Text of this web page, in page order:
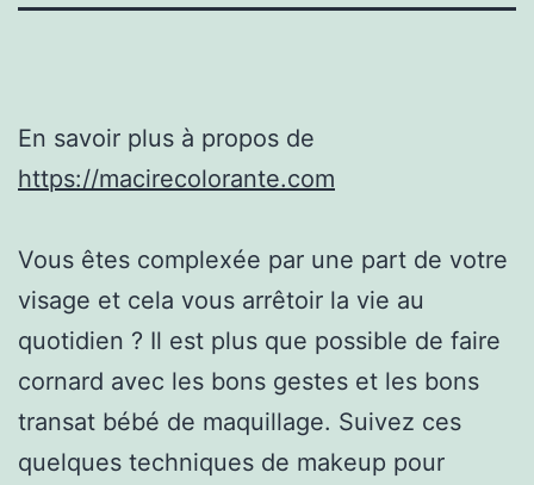
En savoir plus à propos de
https://macirecolorante.com
Vous êtes complexée par une part de votre
visage et cela vous arrêtoir la vie au
quotidien ? Il est plus que possible de faire
cornard avec les bons gestes et les bons
transat bébé de maquillage. Suivez ces
quelques techniques de makeup pour